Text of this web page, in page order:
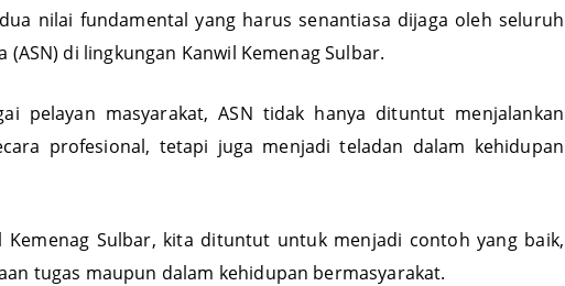
nilai fundamental yang harus senantiasa dijaga oleh seluruh
(ASN) di lingkungan Kanwil Kemenag Sulbar.
pelayan masyarakat, ASN tidak hanya dituntut menjalankan
profesional, tetapi juga menjadi teladan dalam kehidupan
Kemenag Sulbar, kita dituntut untuk menjadi contoh yang baik,
tugas maupun dalam kehidupan bermasyarakat.